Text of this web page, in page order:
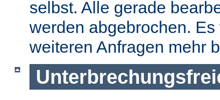
selbst. Alle gerade
werden abgebrochen.
weiteren Anfragen mehr